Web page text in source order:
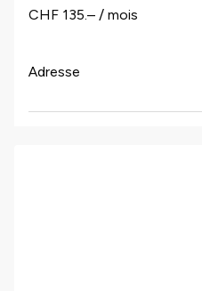
CHF 135.– / mois
Adresse